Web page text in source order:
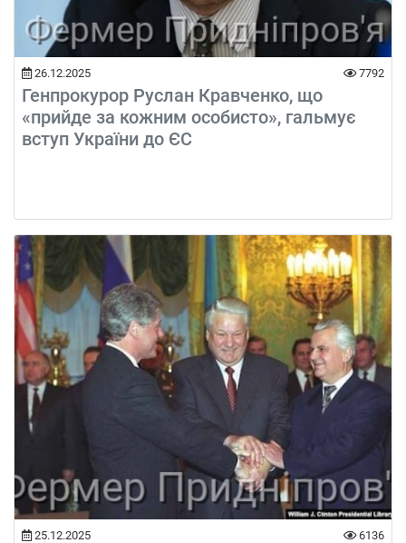
26.12.2025 7792
Генпрокурор Руслан Кравченко, що
«прийде за кожним особисто», гальмує
вступ України до ЄС
25.12.2025 6136